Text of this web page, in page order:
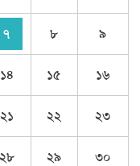
৭ ৮ ৯
১৪ ১৫ ১৬
২১ ২২ ২৩
২৮ ২৯ ৩০